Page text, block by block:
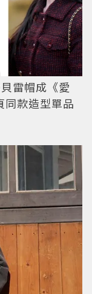
雷帽成《愛
同款造型單品